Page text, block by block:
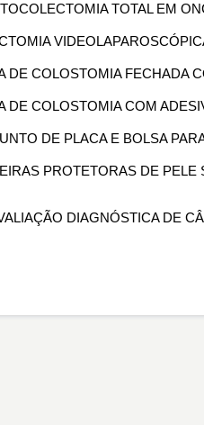
TOTAL EM
DE COLOSTOMIA FECHADA
DE COLOSTOMIA COM
DE PLACA E BOLSA
PROTETORAS DE
DIAGNÓSTICA DE